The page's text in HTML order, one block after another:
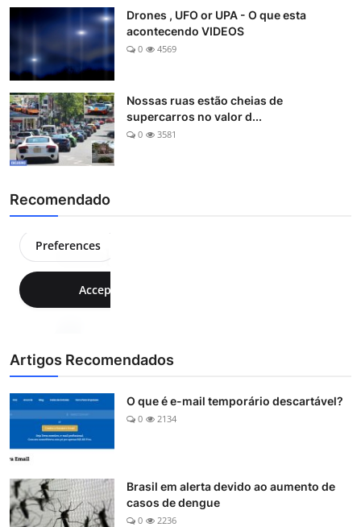
Drones , UFO or UPA - O que esta
acontecendo VIDEOS
0 4569
Nossas ruas estão cheias de
supercarros no valor d...
0 3581
Recomendado
Artigos Recomendados
O que é e-mail temporário descartável?
0 2134
Brasil em alerta devido ao aumento de
casos de dengue
0 2236